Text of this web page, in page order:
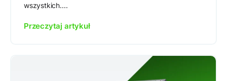
wszystkich....
Przeczytaj artykuł